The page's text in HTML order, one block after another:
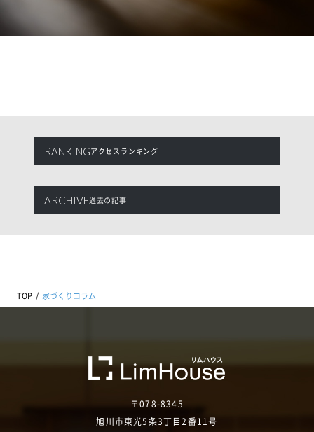
TOP 家づくりコラム
RANKINGアクセスランキング
ARCHIVE過去の記事
〒078-8345
旭川市東光5条3丁目2番11号